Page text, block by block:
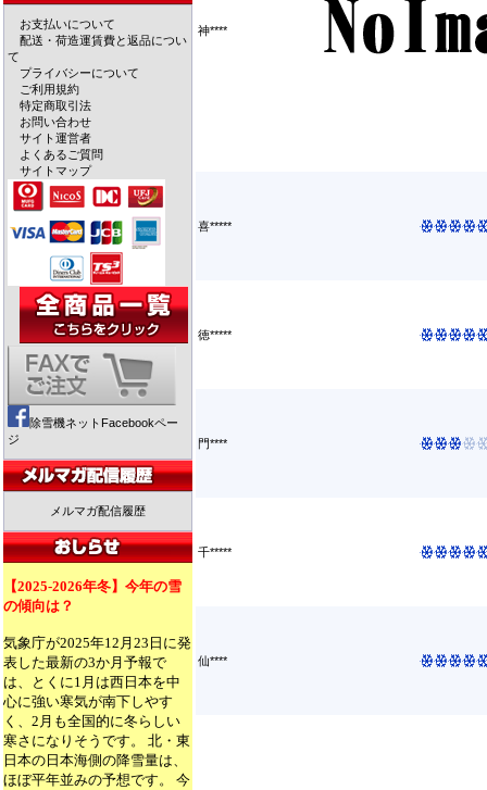
お支払いについて
配送・荷造運賃費と返品につい
て
プライバシーについて
ご利用規約
特定商取引法
お問い合わせ
サイト運営者
よくあるご質問
サイトマップ
除雪機ネットFacebookペー
ジ
メルマガ配信履歴
【2025-2026年冬】今年の雪
の傾向は？
気象庁が2025年12月23日に発
表した最新の3か月予報で
は、とくに1月は西日本を中
心に強い寒気が南下しやす
く、2月も全国的に冬らしい
寒さになりそうです。 北・東
日本の日本海側の降雪量は、
ほぼ平年並みの予想です。 今
神****
喜*****
徳*****
門****
千*****
仙****